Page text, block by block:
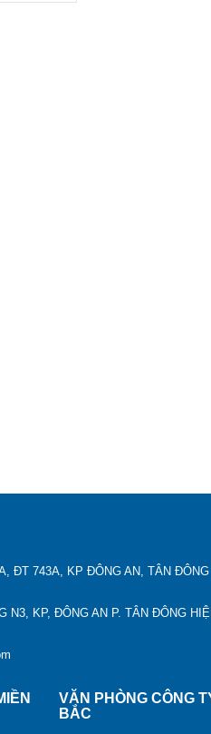
ĐT 743A, KP ĐÔNG AN, TÂN ĐÔNG
N3, KP, ĐÔNG AN P. TÂN ĐÔNG
VĂN PHÒNG CÔNG
BẮC